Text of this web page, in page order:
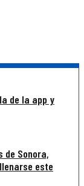
de la app y
de Sonora,
este